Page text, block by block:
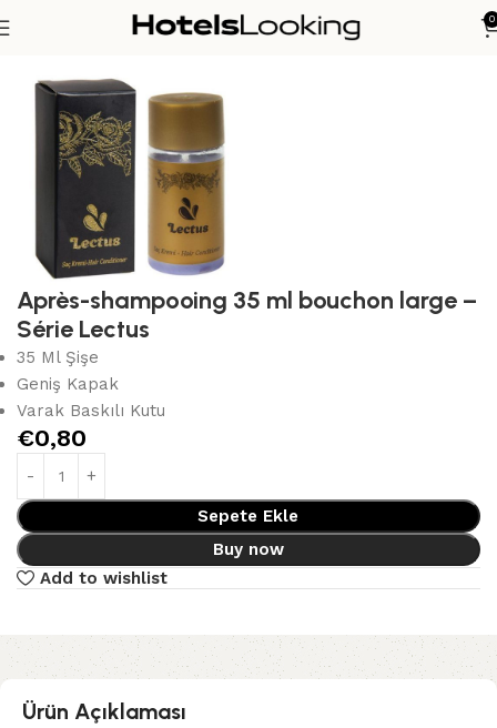
0
Shampooing hôtelier
Après-shampooing 35 ml bouchon large –
Série Lectus
35 Ml Şişe
Geniş Kapak
Varak Baskılı Kutu
€0,80
Sepete Ekle
Buy now
Add to wishlist
Ürün Açıklaması